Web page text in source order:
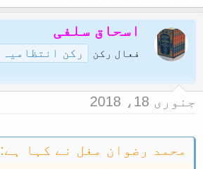
اسحاق سلفی
فعال رکن رکن انتظامیہ
جنوری 18، 2018
محمد رضوان مغل نے کہا ہے: